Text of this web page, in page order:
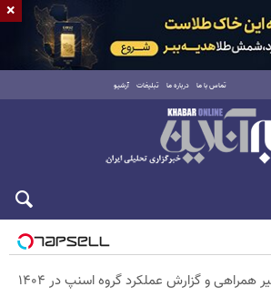
تماس با ما درباره ما تبلیغات آرشیو
مرداد ۱۴۰۵
همراهی و گزارش عملکرد گروه اسنپ در ۱۴۰۴
×